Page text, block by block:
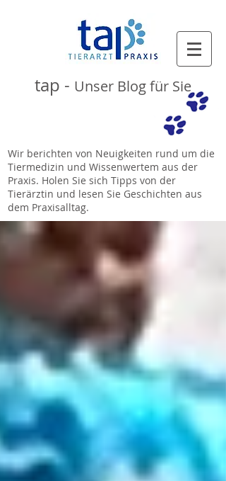
tap - Unser Blog für Sie
Wir berichten von Neuigkeiten rund um die
Tiermedizin und Wissenwertem aus der
Praxis. Holen Sie sich Tipps von der
Tierärztin und lesen Sie Geschichten aus
dem Praxisalltag.